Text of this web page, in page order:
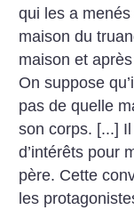
qui les a
maison du
maison et
On suppose
pas de quelle
son corps. [...]
d’intérêts pour
père. Cette
les